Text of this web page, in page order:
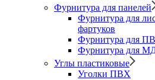
Фурнитура для панелей
Фурнитура для
фартуков
Фурнитура для
Фурнитура для
Углы пластиковые
Уголки ПВХ